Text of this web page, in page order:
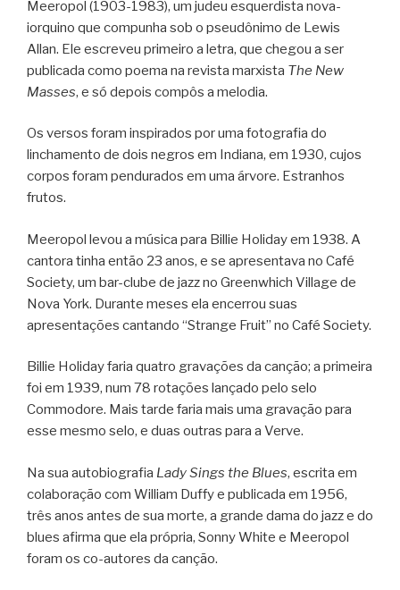
Meeropol (1903-1983), um judeu esquerdista nova-
iorquino que compunha sob o pseudônimo de Lewis
Allan. Ele escreveu primeiro a letra, que chegou a ser
publicada como poema na revista marxista The New
Masses, e só depois compôs a melodia.
Os versos foram inspirados por uma fotografia do
linchamento de dois negros em Indiana, em 1930, cujos
corpos foram pendurados em uma árvore. Estranhos
frutos.
Meeropol levou a música para Billie Holiday em 1938. A
cantora tinha então 23 anos, e se apresentava no Café
Society, um bar-clube de jazz no Greenwhich Village de
Nova York. Durante meses ela encerrou suas
apresentações cantando “Strange Fruit” no Café Society.
Billie Holiday faria quatro gravações da canção; a primeira
foi em 1939, num 78 rotações lançado pelo selo
Commodore. Mais tarde faria mais uma gravação para
esse mesmo selo, e duas outras para a Verve.
Na sua autobiografia Lady Sings the Blues, escrita em
colaboração com William Duffy e publicada em 1956,
três anos antes de sua morte, a grande dama do jazz e do
blues afirma que ela própria, Sonny White e Meeropol
foram os co-autores da canção.